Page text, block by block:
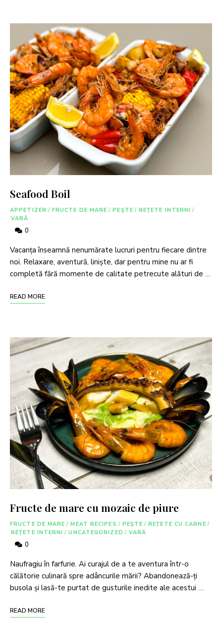
Seafood Boil
APPETIZER / FRUCTE DE MARE / PEȘTE / REȚETE INTERNI /
VARĂ
0
Vacanța înseamnă nenumărate lucruri pentru fiecare dintre
noi. Relaxare, aventură, liniște, dar pentru mine nu ar fi
completă fără momente de calitate petrecute alături de …
READ MORE
Fructe de mare cu mozaic de piure
FRUCTE DE MARE / MEAT RECIPES / PEȘTE / REȚETE CU CARNE /
REȚETE INTERNI / UNCATEGORIZED / VARĂ
0
Naufragiu în farfurie. Ai curajul de a te aventura într-o
călătorie culinară spre adâncurile mării? Abandonează-ți
busola și lasă-te purtat de gusturile inedite ale acestui …
READ MORE